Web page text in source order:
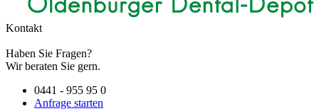
Kontakt
Haben Sie Fragen?
Wir beraten Sie gern.
0441 - 955 95 0
Anfrage starten